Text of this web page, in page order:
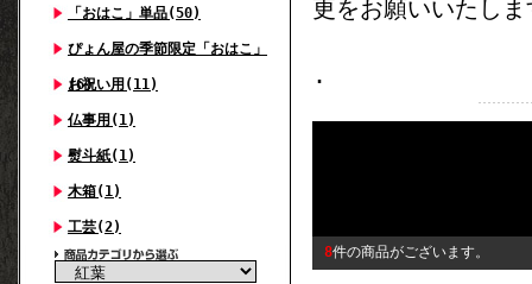
「おはこ」単品(50)
ぴょん屋の季節限定「おはこ」
(6)
お祝い用(11)
仏事用(1)
熨斗紙(1)
木箱(1)
工芸(2)
更をお願いいたしま
.
8件の商品がございます。